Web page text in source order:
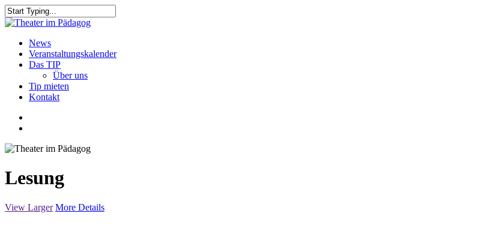
Skip
to
content
Close
search
Menu
News
Veranstaltungskalender
Das TIP
Über uns
Tip mieten
Kontakt
Lesung
View Larger More Details